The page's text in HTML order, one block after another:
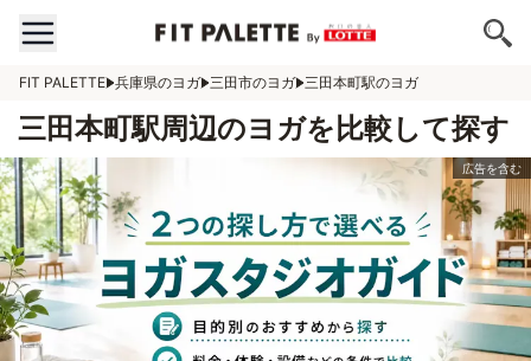
FIT PALETTE 兵庫県のヨガ 三田市のヨガ 三田本町駅のヨガ
三田本町駅周辺のヨガを比較して探す